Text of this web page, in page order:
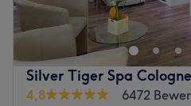
ihrem Körper gezielt etwas
Studio wird die traditionelle
ganzen Tiefe und
Erfahrung, Achtsamkeit und
Körper. Das Angebot umfasst
unterschiedlicher
Silver Tiger Spa Cologne
4,8
6472